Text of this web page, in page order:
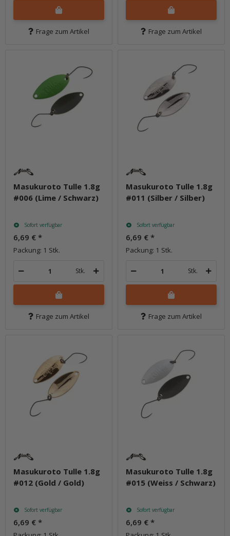
Frage zum Artikel Frage zum Artikel
Masukuroto Tulle 1.8g
#006 (Lime / Schwarz)
Sofort verfügbar
6,69 € *
Packung: 1 Stk.
Stk.
Frage zum Artikel
Masukuroto Tulle 1.8g
#011 (Silber / Silber)
Sofort verfügbar
6,69 € *
Packung: 1 Stk.
Stk.
Frage zum Artikel
Masukuroto Tulle 1.8g
#012 (Gold / Gold)
Sofort verfügbar
6,69 € *
Masukuroto Tulle 1.8g
#015 (Weiss / Schwarz)
Sofort verfügbar
6,69 € *